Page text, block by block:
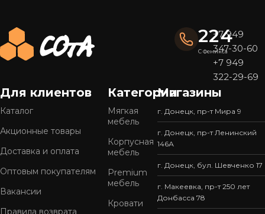
224
С Феникса
+7 949
347-30-60
+7 949
322-29-69
Для клиентов
Каталог
Акционные товары
Доставка и оплата
Оптовым покупателям
Вакансии
Правила возврата
Категории
Мягкая
мебель
Корпусная
мебель
Premium
мебель
Кровати
Магазины
г. Донецк, пр-т Мира 9
г. Донецк, пр-т Ленинский
146А
г. Донецк, бул. Шевченко 17
г. Макеевка, пр-т 250 лет
Донбасса 78